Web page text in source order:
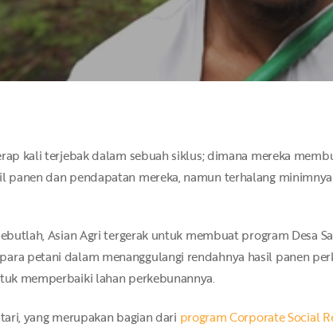
kali terjebak dalam sebuah siklus; dimana mereka
panen dan pendapatan mereka, namun terhalang
Asian Agri tergerak untuk membuat program Desa
petani dalam menanggulangi rendahnya hasil panen
memperbaiki lahan perkebunannya.
yang merupakan bagian dari program Corporate Social